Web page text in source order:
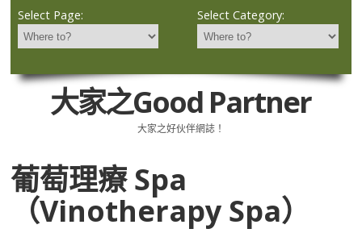
Select Page: Select Category:
大家之Good Partner
大家之好伙伴網誌！
葡萄理療 Spa
（Vinotherapy Spa）